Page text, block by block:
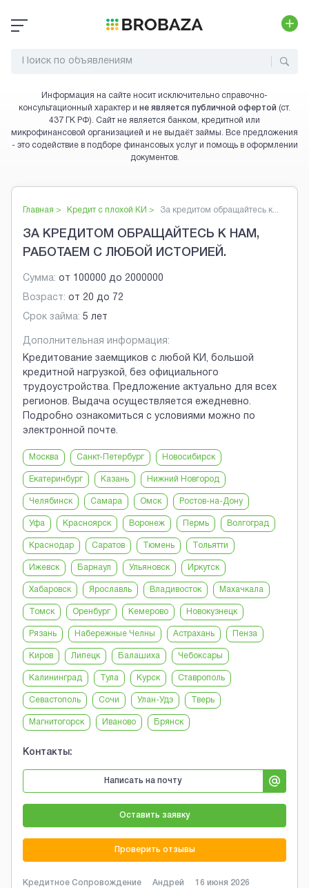
Информация на сайте носит исключительно справочно-
консультационный характер и не является публичной офертой (ст.
437 ГК РФ). Сайт не является банком, кредитной или
микрофинансовой организацией и не выдаёт займы. Все предложения
- это содействие в подборе финансовых услуг и помощь в оформлении
документов.
Главная > Кредит с плохой КИ > За кредитом обращайтесь к...
ЗА КРЕДИТОМ ОБРАЩАЙТЕСЬ К НАМ,
РАБОТАЕМ С ЛЮБОЙ ИСТОРИЕЙ.
Сумма: от 100000 до 2000000
Возраст: от 20 до 72
Срок займа: 5 лет
Дополнительная информация:
Кредитование заемщиков с любой КИ, большой
кредитной нагрузкой, без официального
трудоустройства. Предложение актуально для всех
регионов. Выдача осуществляется ежедневно.
Подробно ознакомиться с условиями можно по
электронной почте.
Москва Санкт-Петербург Новосибирск
Екатеринбург Казань Нижний Новгород
Челябинск Самара Омск Ростов-на-Дону
Уфа Красноярск Воронеж Пермь Волгоград
Краснодар Саратов Тюмень Тольятти
Ижевск Барнаул Ульяновск Иркутск
Хабаровск Ярославль Владивосток Махачкала
Томск Оренбург Кемерово Новокузнецк
Рязань Набережные Челны Астрахань Пенза
Киров Липецк Балашиха Чебоксары
Калининград Тула Курск Ставрополь
Севастополь Сочи Улан-Удэ Тверь
Магнитогорск Иваново Брянск
Контакты:
Написать на почту
Оставить заявку
Проверить отзывы
Кредитное Сопровождение Андрей 16 июня 2026